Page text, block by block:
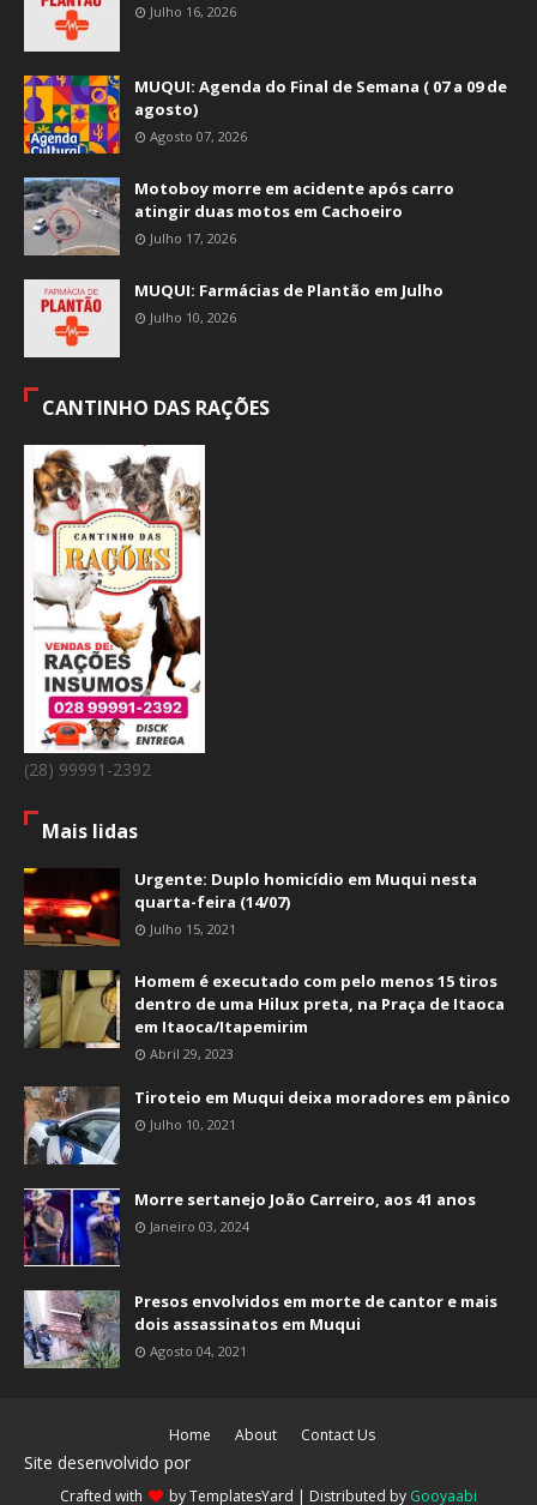
Julho 16, 2026
MUQUI: Agenda do Final de Semana ( 07 a 09 de
agosto)
Agosto 07, 2026
Motoboy morre em acidente após carro
atingir duas motos em Cachoeiro
Julho 17, 2026
MUQUI: Farmácias de Plantão em Julho
Julho 10, 2026
CANTINHO DAS RAÇÕES
(28) 99991-2392
Mais lidas
Urgente: Duplo homicídio em Muqui nesta
quarta-feira (14/07)
Julho 15, 2021
Homem é executado com pelo menos 15 tiros
dentro de uma Hilux preta, na Praça de Itaoca
em Itaoca/Itapemirim
Abril 29, 2023
Tiroteio em Muqui deixa moradores em pânico
Julho 10, 2021
Morre sertanejo João Carreiro, aos 41 anos
Janeiro 03, 2024
Presos envolvidos em morte de cantor e mais
dois assassinatos em Muqui
Agosto 04, 2021
Home About Contact Us
Site desenvolvido por
Crafted with byTemplatesYard | Distributed by Gooyaabi